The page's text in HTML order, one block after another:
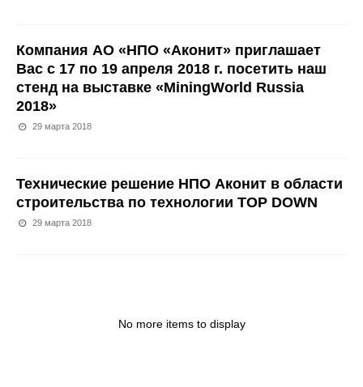
Компания АО «НПО «Аконит» приглашает
Вас с 17 по 19 апреля 2018 г. посетить наш
стенд на выставке «MiningWorld Russia
2018»
29 марта 2018
Технические решение НПО Аконит в области
строительства по технологии TOP DOWN
29 марта 2018
No more items to display